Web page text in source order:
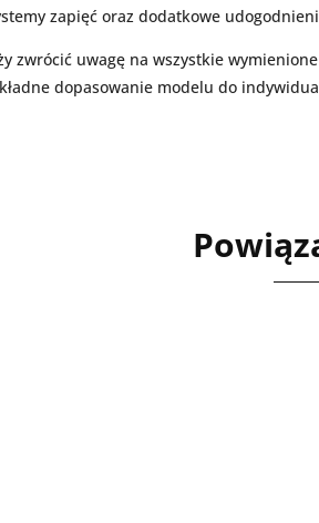
zapięć oraz dodatkowe
zwrócić uwagę na wszystkie
dopasowanie modelu do